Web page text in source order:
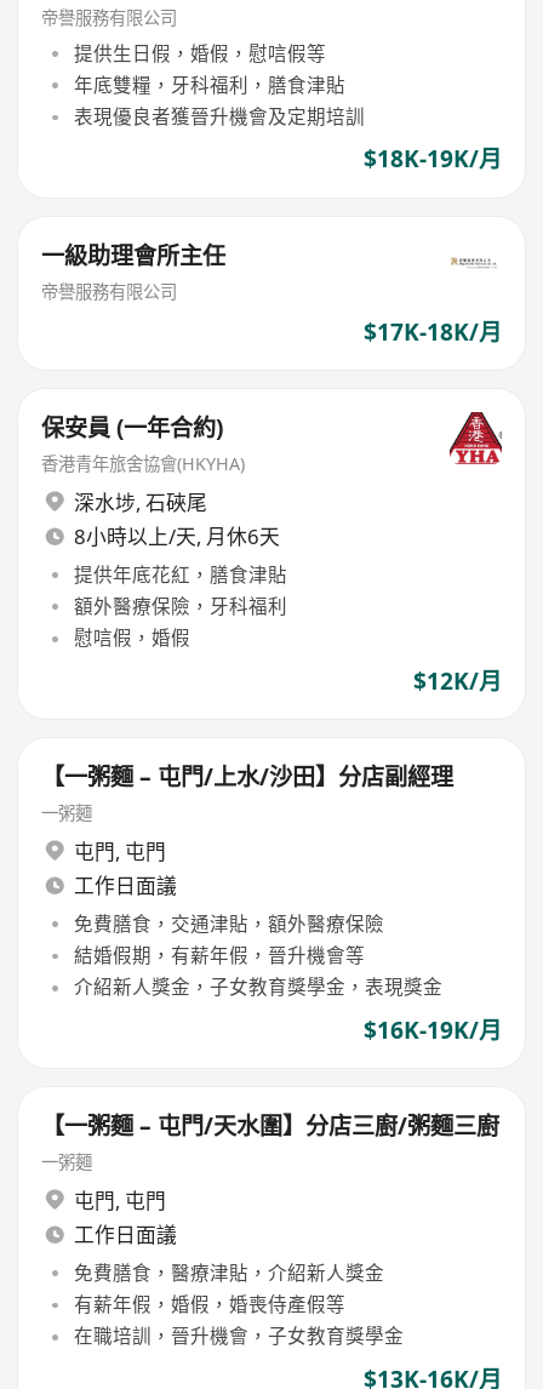
帝譽服務有限公司
提供生日假，婚假，慰唁假等
年底雙糧，牙科福利，膳食津貼
表現優良者獲晉升機會及定期培訓
$18K-19K/月
一級助理會所主任
帝譽服務有限公司
$17K-18K/月
保安員 (一年合約)
香港青年旅舍協會(HKYHA)
深水埗, 石硤尾
8小時以上/天, 月休6天
提供年底花紅，膳食津貼
額外醫療保險，牙科福利
慰唁假，婚假
$12K/月
【一粥麵 – 屯門/上水/沙田】分店副經理
一粥麵
屯門, 屯門
工作日面議
免費膳食，交通津貼，額外醫療保險
結婚假期，有薪年假，晉升機會等
介紹新人獎金，子女教育獎學金，表現獎金
$16K-19K/月
【一粥麵 – 屯門/天水圍】分店三廚/粥麵三廚
一粥麵
屯門, 屯門
工作日面議
免費膳食，醫療津貼，介紹新人獎金
有薪年假，婚假，婚喪侍產假等
在職培訓，晉升機會，子女教育獎學金
$13K-16K/月